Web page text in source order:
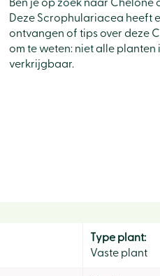
Ben je op zoek naar
Deze Scrophulariacea heeft
ontvangen of tips over deze
om te weten: niet alle
verkrijgbaar.
Type plant:
Vaste plant